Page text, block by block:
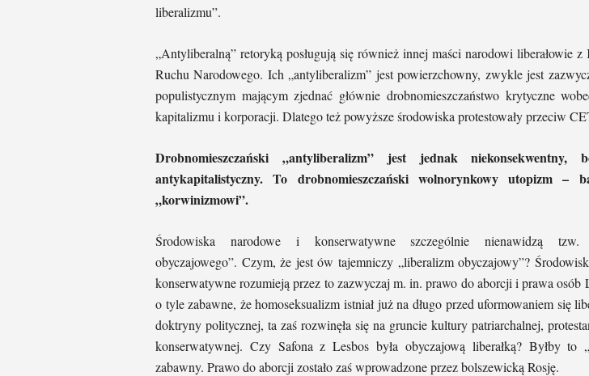
liberalizmu”.
„Antyliberalną” retoryką posługują się również innej maści narodowi liberałowie
Ruchu Narodowego. Ich „antyliberalizm” jest powierzchowny, zwykle jest
populistycznym mającym zjednać głównie drobnomieszczaństwo krytyczne
kapitalizmu i korporacji. Dlatego też powyższe środowiska protestowały przeciw
Drobnomieszczański „antyliberalizm” jest jednak
antykapitalistyczny. To drobnomieszczański wolnorynkowy utopizm –
„korwinizmowi”.
Środowiska narodowe i konserwatywne szczególnie nienawidzą tzw.
obyczajowego”. Czym, że jest ów tajemniczy „liberalizm obyczajowy”?
konserwatywne rozumieją przez to zazwyczaj m. in. prawo do aborcji i prawa osób
o tyle zabawne, że homoseksualizm istniał już na długo przed uformowaniem się
doktryny politycznej, ta zaś rozwinęła się na gruncie kultury patriarchalnej,
konserwatywnej. Czy Safona z Lesbos była obyczajową liberałką? Byłby to
zabawny. Prawo do aborcji zostało zaś wprowadzone przez bolszewicką Rosję.